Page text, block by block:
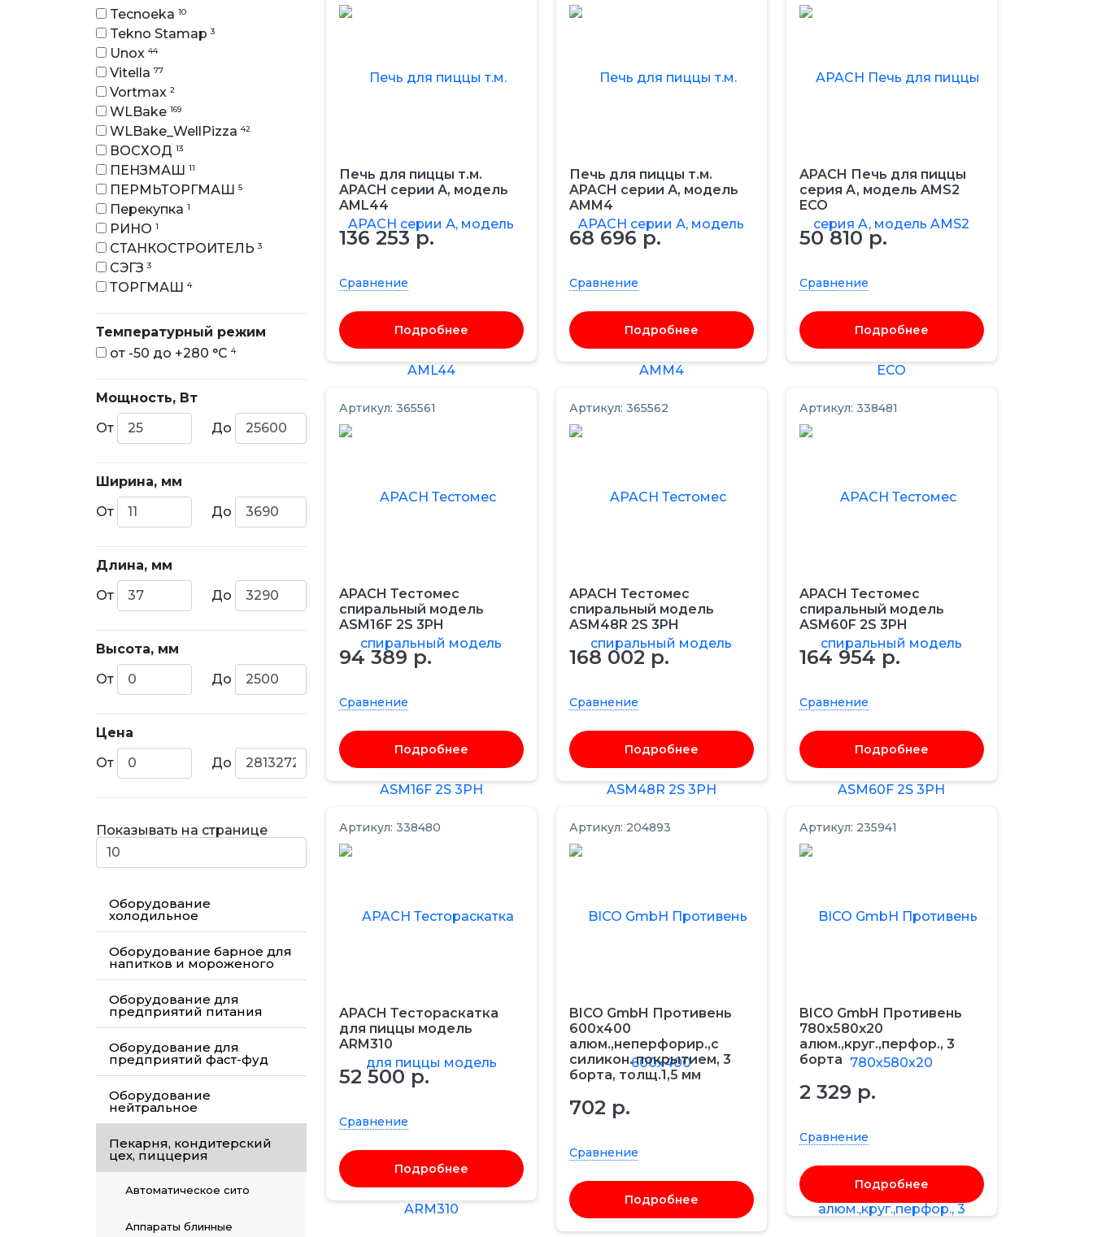
Tecnoeka 10
Tekno Stamap 3
Unox 44
Vitella 77
Vortmax 2
WLBake 169
WLBake_WellPizza 42
ВОСХОД 13
ПЕНЗМАШ 11
ПЕРМЬТОРГМАШ 5
Перекупка 1
РИНО 1
СТАНКОСТРОИТЕЛЬ 3
СЭГЗ 3
ТОРГМАШ 4
Температурный режим
от -50 до +280 °С 4
Мощность, Вт
От
До
Ширина, мм
От
До
Длина, мм
От
До
Высота, мм
От
До
Цена
От
До
Показывать на странице
Оборудование
холодильное
Оборудование барное для
напитков и мороженого
Оборудование для
предприятий питания
Оборудование для
предприятий фаст-фуд
Оборудование
нейтральное
Пекарня, кондитерский
цех, пиццерия
Автоматическое сито
Аппараты блинные
Печь для пиццы т.м.
APACH серии А, модель
AML44
136 253 р.
Сравнение
Подробнее
Печь для пиццы т.м.
APACH серии А, модель
AMM4
68 696 р.
Сравнение
Подробнее
APACH Печь для пиццы
серия A, модель AMS2
ECO
50 810 р.
Сравнение
Подробнее
Артикул: 365561
APACH Тестомес
спиральный модель
ASM16F 2S 3PH
94 389 р.
Сравнение
Подробнее
Артикул: 365562
APACH Тестомес
спиральный модель
ASM48R 2S 3PH
168 002 р.
Сравнение
Подробнее
Артикул: 338481
APACH Тестомес
спиральный модель
ASM60F 2S 3PH
164 954 р.
Сравнение
Подробнее
Артикул: 338480
APACH Тестораскатка
для пиццы модель
ARM310
52 500 р.
Сравнение
Подробнее
Артикул: 204893
BICO GmbH Противень
600х400
алюм.,неперфорир.,с
силикон. покрытием, 3
борта, толщ.1,5 мм
702 р.
Сравнение
Подробнее
Артикул: 235941
BICO GmbH Противень
780х580x20
алюм.,круг.,перфор., 3
борта
2 329 р.
Сравнение
Подробнее